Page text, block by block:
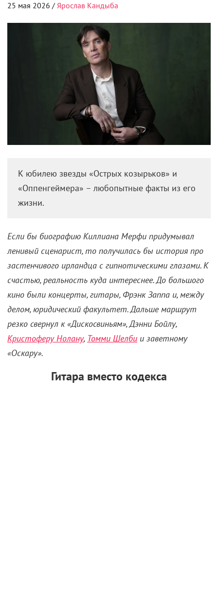
25 мая 2026 / Ярослав Кандыба
К юбилею звезды «Острых козырьков» и
«Оппенгеймера» – любопытные факты из его
жизни.
Если бы биографию Киллиана Мерфи придумывал
ленивый сценарист, то получилась бы история про
застенчивого ирландца с гипнотическими глазами. К
счастью, реальность куда интереснее. До большого
кино были концерты, гитары, Фрэнк Заппа и, между
делом, юридический факультет. Дальше маршрут
резко свернул к «Дискосвиньям», Дэнни Бойлу,
Кристоферу Нолану, Томми Шелби и заветному
«Оскару».
Гитара вместо кодекса